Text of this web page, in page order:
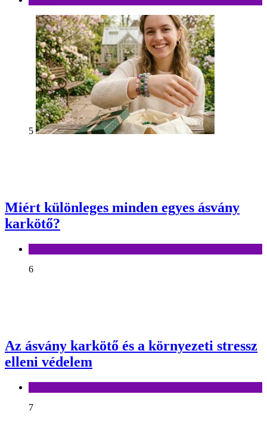
5
Miért különleges minden egyes ásvány
karkötő?
6
Az ásvány karkötő és a környezeti stressz
elleni védelem
7